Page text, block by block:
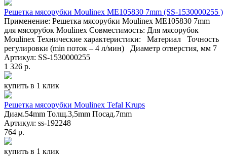
Решетка мясорубки Moulinex ME105830 7mm (SS-1530000255 )
Применение: Решетка мясорубки Moulinex ME105830 7mm
для мясорубок Moulinex Совместимость: Для мясорубок
Moulinex Технические характеристики: Материал Точность
регулировки (min поток – 4 л/мин) Диаметр отверстия, мм 7
Артикул: SS-1530000255
1 326 р.
купить в 1 клик
Решетка мясорубки Moulinex Tefal Krups
Диам.54mm Толщ.3,5mm Посад.7mm
Артикул: ss-192248
764 р.
купить в 1 клик